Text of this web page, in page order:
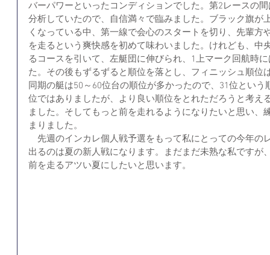
バーパワーといったコンディションでした。第2レースの
分析していたので、自信満々で臨みました。ブラック旗が
くなっている中、第一線で会心のスタートを切り、先輩方
を走るという爽快感を初めて味わいました。けれども、中
るコースを引いて、左艇団に伸びられ、1上マーク回航時
た。その後もずるずると順位を落とし、フィニッシュ順位
同期の艇は50～60位台の順位が多かったので、31位とい
位ではありましたが、より良い順位をとれただろうと考え
ました。そしてもっと前を走れるようになりたいと思い、
まりました。
先週のインカレ個人戦予選をもって私にとっての今年の
出るのは夏の新人戦になります。まだまだ未熟な私ですが
前を走るアツい夏にしたいと思います。